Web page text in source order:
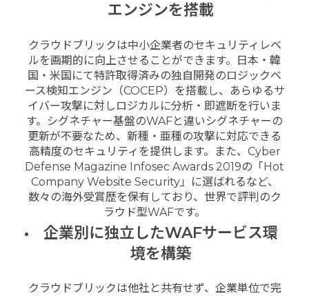
エンジンを搭載
クラウドブリックは中小企業者のセキュリティレベ
ルを画期的に向上させることができます。日本・韓
国・米国にて特許取得済みの独自開発のロジックベ
ース検知エンジン（COCEP）を搭載し、あらゆるサ
イバー攻撃に対しロジカルに分析・即遮断を行いま
す。シグネチャー基盤のWAFと違いシグネチャーの
更新が不要なため、新種・亜種の攻撃に対応できる
高精度のセキュリティを提供します。また、Cyber
Defense Magazine Infosec Awards 2019の「Hot
Company Website Security」に選ばれるなど、
数々の海外受賞歴を保有しており、世界で評判のク
ラウド型WAFです。
企業別に独立したWAFサービス環
境を構築
クラウドブリックは他社と共有せず、企業単位で完